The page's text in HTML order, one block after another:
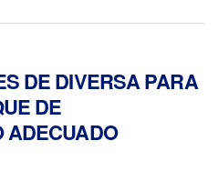
DE DIVERSA PARA
DE
ADECUADO